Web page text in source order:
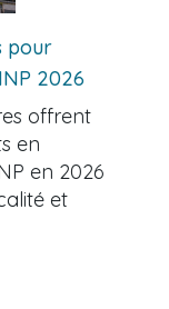
pour
2026
offrent
en
en 2026
et